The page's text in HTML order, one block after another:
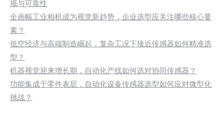
规与可靠性
全画幅工业相机成为视觉新趋势，企业选型应关注哪些核心要
素？
低空经济与高端制造崛起，复杂工况下接近传感器如何精准选
型？
机器视觉迎来增长期，自动化产线如何选对协同传感器？
功能集成于零件表层，自动化设备传感器选型如何应对微型化
挑战？